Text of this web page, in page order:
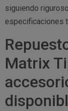
siguiendo
especificaciones
Matrix